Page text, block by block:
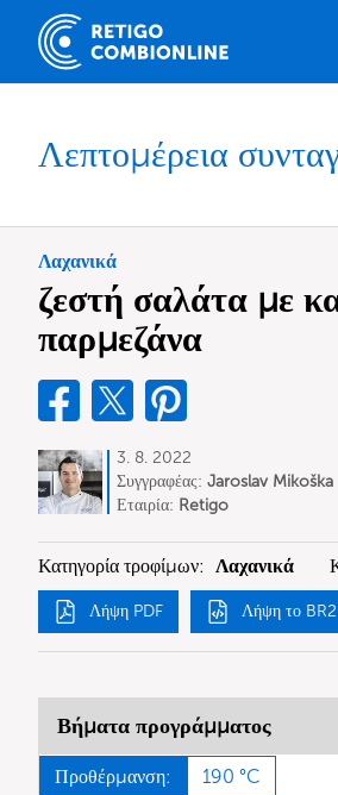
Λεπτομέρεια
Λαχανικά
ζεστή σαλάτα με
παρμεζάνα
3. 8. 2022
Συγγραφέας: Jaroslav Mikoška
Εταιρία: Retigo
Κατηγορία τροφίμων: Λαχανικά
Λήψη PDF Λήψη το BR2
Βήματα προγράμματος
Προθέρμανση: 190 °C